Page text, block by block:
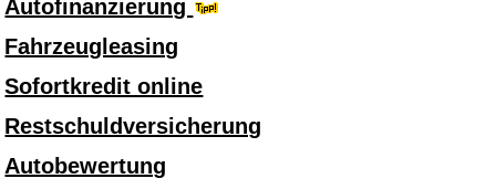
Autofinanzierung
Fahrzeugleasing
Sofortkredit online
Restschuldversicherung
Autobewertung